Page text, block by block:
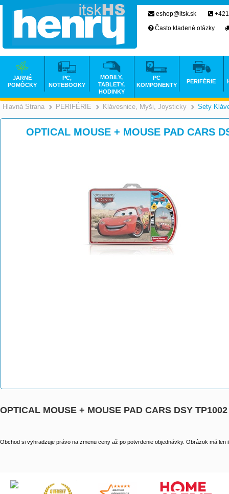
Hlavná Strana >
PERIFÉRIE >
Klávesnice, Myši, Joysticky Sety
OPTICAL MOUSE + MOUSE PAD CARS
OPTICAL MOUSE + MOUSE PAD CARS DSY TP1002
Obchod si vyhradzuje právo na zmenu ceny až po potvrdenie objednávky. Obrázok má len
eshop@itsk.sk
Často kladené otázky
JARNÉ
POMÔCKY
PC,
NOTEBOOKY
MOBILY,
TABLETY,
HODINKY
PC
KOMPONENTY
PERIFÉRIE